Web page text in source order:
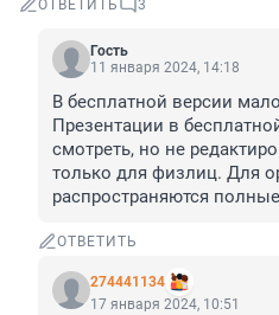
ОТВЕТИТЬ 3
Гость
11 января 2024, 14:18
В бесплатной версии
Презентации в
смотреть, но не
только для физлиц. Для
распространяются
ОТВЕТИТЬ
274441134
17 января 2024, 10:51